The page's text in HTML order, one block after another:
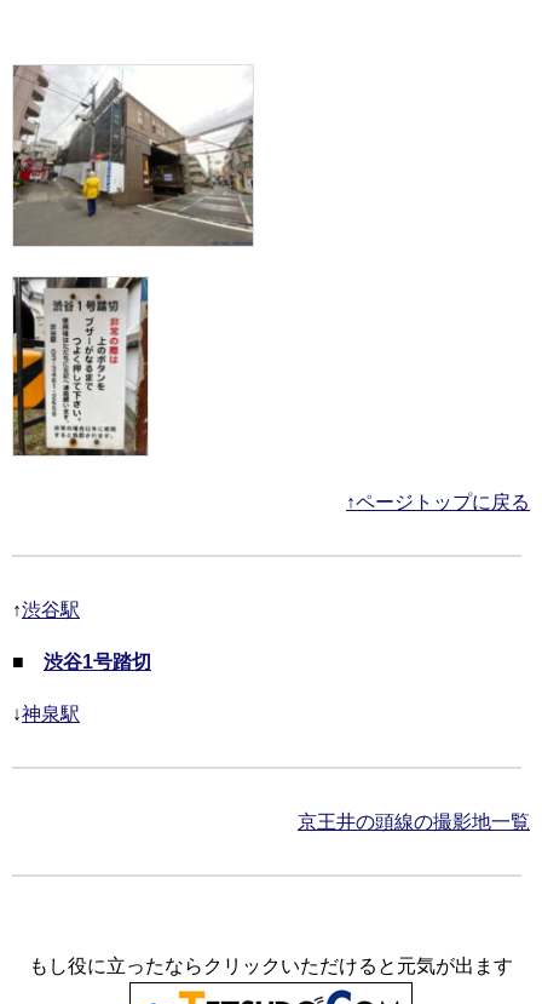
↑ページトップに戻る
↑渋谷駅
■ 渋谷1号踏切
↓神泉駅
京王井の頭線の撮影地一覧
もし役に立ったならクリックいただけると元気が出ます